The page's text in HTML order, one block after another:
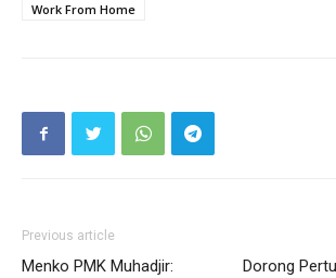
Work From Home
Previous article
Menko PMK Muhadjir:
Dorong